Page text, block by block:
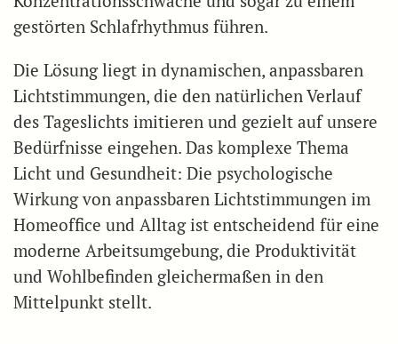
gestörten Schlafrhythmus führen.
Die Lösung liegt in dynamischen, anpassbaren
Lichtstimmungen, die den natürlichen Verlauf
des Tageslichts imitieren und gezielt auf unsere
Bedürfnisse eingehen. Das komplexe Thema
Licht und Gesundheit: Die psychologische
Wirkung von anpassbaren Lichtstimmungen im
Homeoffice und Alltag ist entscheidend für eine
moderne Arbeitsumgebung, die Produktivität
und Wohlbefinden gleichermaßen in den
Mittelpunkt stellt.